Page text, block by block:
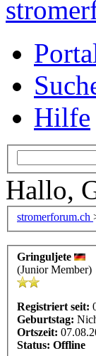
Hilfe
Hallo,
stromerforum.ch
Gringuljete
(Junior Member)
Registriert seit:
Geburtstag:
Ortszeit:
Status: Offline